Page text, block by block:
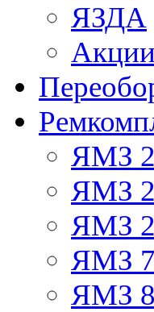
ЯЗДА
Акции
ЯМЗ
ЯМЗ
ЯМЗ
ЯМЗ
ЯМЗ